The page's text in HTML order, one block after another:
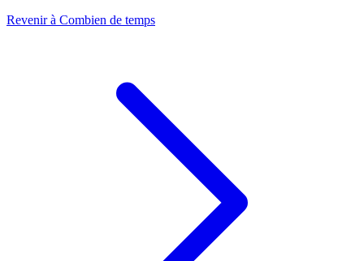
Revenir à Combien de temps